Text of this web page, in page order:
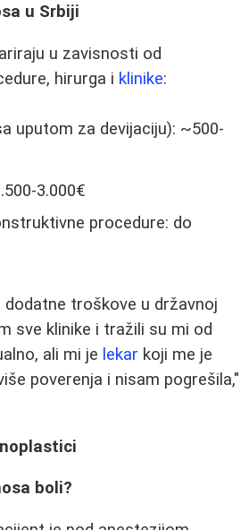
u Srbiji
u zavisnosti od
hirurga i klinike:
uputom za devijaciju): ~500-
3.000€
procedure: do
dodatne troškove u državnoj
sve klinike i tražili su mi od
ali mi je lekar koji me je
poverenja i nisam pogrešila,"
boli?